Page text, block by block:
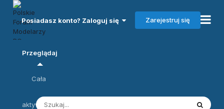
Posiadasz konto? Zaloguj się Zarejestruj się
Przeglądaj
Cała
aktywność